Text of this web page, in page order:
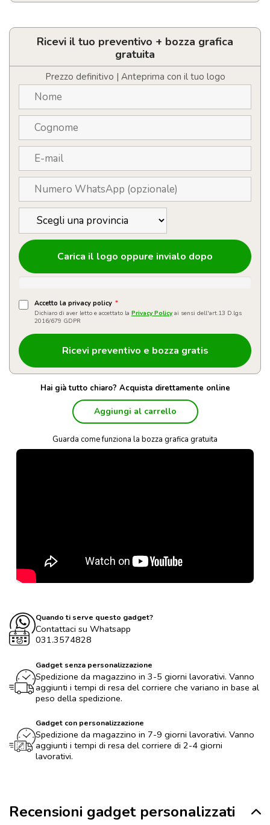
Vaso
torba
biodegradabile
menta
personalizzabile
con
logo
quantità
Ricevi il tuo preventivo + bozza grafica
gratuita
Prezzo definitivo | Anteprima con il tuo logo
Carica il logo oppure invialo dopo
Accetto la privacy policy *
Dichiaro di aver letto e accettato la Privacy Policy ai sensi dell'art.13 D.lgs
2016/679 GDPR
Hai già tutto chiaro? Acquista direttamente online
Aggiungi al carrello
Guarda come funziona la bozza grafica gratuita
Quando ti serve questo gadget?
Contattaci su Whatsapp
031.3574828
Gadget senza personalizzazione
Spedizione da magazzino in 3-5 giorni lavorativi. Vanno
aggiunti i tempi di resa del corriere che variano in base al
peso della spedizione.
Gadget con personalizzazione
Spedizione da magazzino in 7-9 giorni lavorativi. Vanno
aggiunti i tempi di resa del corriere di 2-4 giorni
lavorativi.
Recensioni gadget personalizzati